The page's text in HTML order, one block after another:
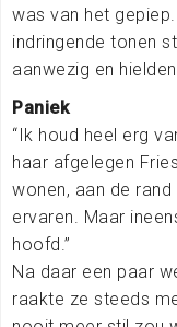
was van het
indringende tonen
aanwezig en
Paniek
“Ik houd heel erg
haar afgelegen
wonen, aan de
ervaren. Maar
hoofd.”
Na daar een paar
raakte ze steeds